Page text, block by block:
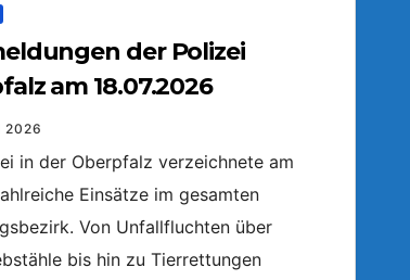
der Polizei
am 18.07.2026
2026
in der Oberpfalz verzeichnete am
Einsätze im gesamten
Von Unfallfluchten über
bis hin zu Tierrettungen